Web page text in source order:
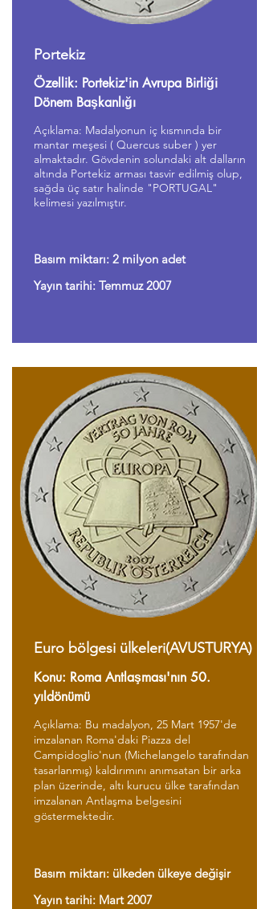
Portekiz
Özellik: Portekiz'in Avrupa Birliği
Dönem Başkanlığı
Açıklama: Madalyonun iç kısmında bir
mantar meşesi ( Quercus suber ) yer
almaktadır. Gövdenin solundaki alt dalların
altında Portekiz arması tasvir edilmiş olup,
sağda üç satır halinde "PORTUGAL"
kelimesi yazılmıştır.
Basım miktarı: 2 milyon adet
Yayın tarihi: Temmuz 2007
Euro bölgesi ülkeleri(AVUSTURYA)
Konu: Roma Antlaşması'nın 50.
yıldönümü
Açıklama: Bu madalyon, 25 Mart 1957'de
imzalanan Roma'daki Piazza del
Campidoglio'nun (Michelangelo tarafından
tasarlanmış) kaldırımını anımsatan bir arka
plan üzerinde, altı kurucu ülke tarafından
imzalanan Antlaşma belgesini
göstermektedir.
Basım miktarı: ülkeden ülkeye değişir
Yayın tarihi: Mart 2007